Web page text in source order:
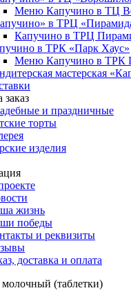
Меню Капучино в ТЦ
в ТРЦ
Капучино в ТРЦ
в ТРК «Парк Хаус»
Меню Капучино в ТРК
мастерская
и праздничные
торты
изделия
жизнь
победы
и реквизиты
доставка и оплата
(таблетки)